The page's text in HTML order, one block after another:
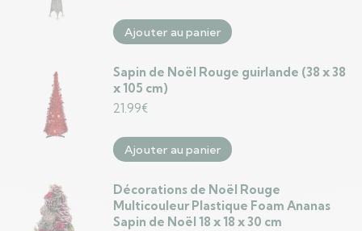
Ajouter au panier
Sapin de Noël Rouge guirlande (38 x 38
x 105 cm)
21.99€
Ajouter au panier
Décorations de Noël Rouge
Multicouleur Plastique Foam Ananas
Sapin de Noël 18 x 18 x 30 cm